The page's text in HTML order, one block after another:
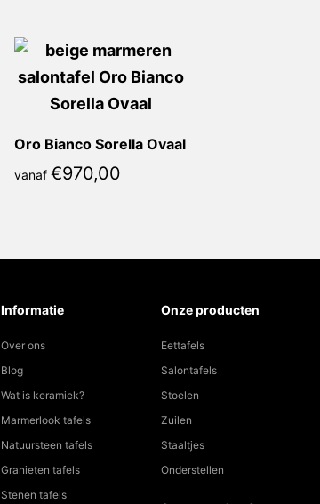
Oro Bianco Sorella Ovaal
vanaf €970,00
Informatie
Over ons
Blog
Wat is keramiek?
Marmerlook tafels
Natuursteen tafels
Granieten tafels
Stenen tafels
Onze producten
Eettafels
Salontafels
Stoelen
Zuilen
Staaltjes
Onderstellen